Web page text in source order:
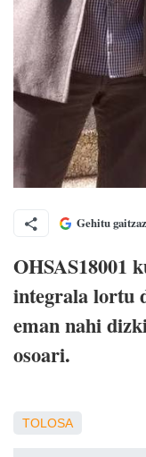
Gehitu
OHSAS18001
integrala lortu
eman nahi
osoari.
TOLOSA